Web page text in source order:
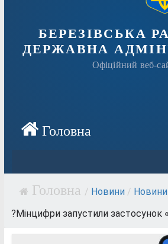
БЕРЕЗІВСЬКА
ДЕРЖАВНА
Офіційний веб-
/ Новини / Новини
?Мінцифри запустили застосунок